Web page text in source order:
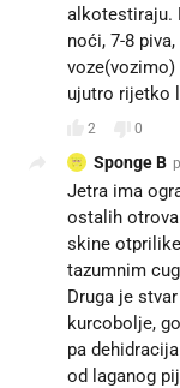
alkotestiraju.
noći, 7-8
ujutro rijetko
2 0
Sponge B
Jetra ima
ostalih
skine
tazumnim
Druga je
kurcobolje,
pa
od laganog